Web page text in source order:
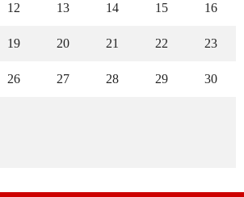
12 13 14 15 16
19 20 21 22 23
26 27 28 29 30